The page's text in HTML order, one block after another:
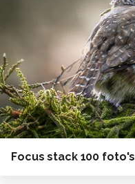
Focus stack 100 foto's